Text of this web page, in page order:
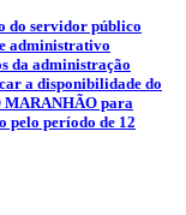
do servidor público
administrativo
da administração
a disponibilidade do
MARANHÃO para
pelo período de 12